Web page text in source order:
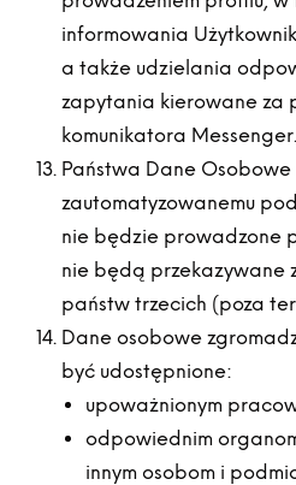
informowania
a także udzielania
zapytania kierowane za
komunikatora Messenger.
Państwa Dane
zautomatyzowanemu
nie będzie prowadzone
nie będą przekazywane
państw trzecich (poza
Dane osobowe
być udostępnione:
upoważnionym
odpowiednim
innym osobom i